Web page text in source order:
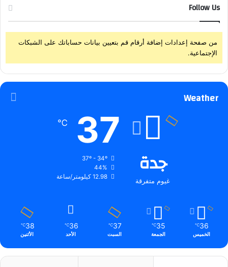
Follow Us
من صفحة إعدادات إضافة أرقام قم بتعيين بيانات حساباتك على الشبكات
الإجتماعية.
Weather
جدة
غيوم متفرقة
37
℃
37º - 34º
44%
12.98 كيلومتر/ساعة
36
℃
الخميس
35
℃
الجمعة
37
℃
السبت
36
℃
الأحد
38
℃
الأثنين